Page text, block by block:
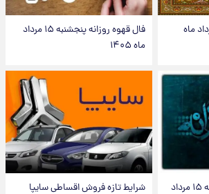
۱۵ مرداد ماه
فال قهوه روزانه پنجشنبه ۱۵ مرداد
ماه ۱۴۰۵
فال روزانه واقعی پنجشنبه ۱۵ مرداد
شرایط تازه فروش اقساطی سایپا